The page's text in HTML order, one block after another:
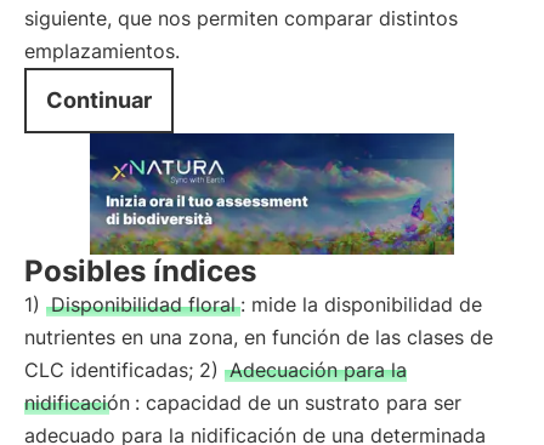
siguiente, que nos permiten comparar distintos
emplazamientos.
Continuar
Posibles índices
1) Disponibilidad floral : mide la disponibilidad de
nutrientes en una zona, en función de las clases de
CLC identificadas; 2) Adecuación para la
nidificación : capacidad de un sustrato para ser
adecuado para la nidificación de una determinada